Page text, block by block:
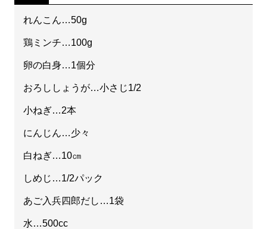
れんこん…50g
鶏ミンチ…100g
卵の白身…1個分
おろししょうが…小さじ1/2
小ねぎ…2本
にんじん…少々
白ねぎ…10㎝
しめじ…1/2パック
あご入兵四郎だし…1袋
水…500cc